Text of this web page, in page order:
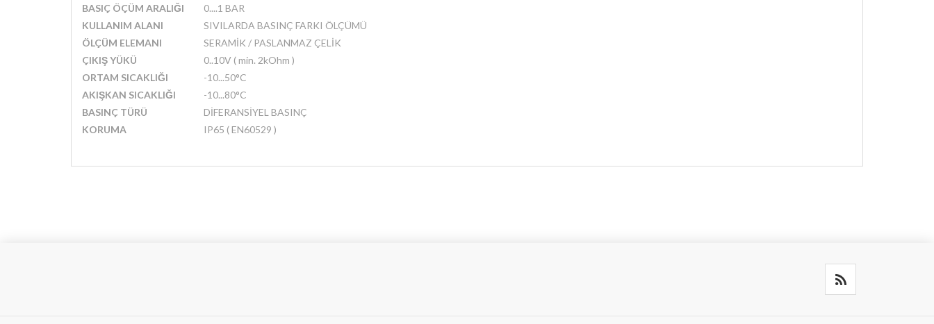
BASIÇ ÖÇÜM ARALIĞI
0....1 BAR
KULLANIM ALANI
SIVILARDA BASINÇ FARKI ÖLÇÜMÜ
ÖLÇÜM ELEMANI
SERAMİK / PASLANMAZ ÇELİK
ÇIKIŞ YÜKÜ
0..10V ( min. 2kOhm )
ORTAM SICAKLIĞI
-10...50°C
AKIŞKAN SICAKLIĞI
-10...80°C
BASINÇ TÜRÜ
DİFERANSİYEL BASINÇ
KORUMA
IP65 ( EN60529 )